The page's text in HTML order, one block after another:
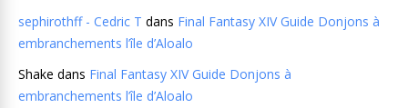
sephirothff - Cedric T dans Final Fantasy XIV Guide Donjons à
embranchements l’île d’Aloalo
Shake dans Final Fantasy XIV Guide Donjons à
embranchements l’île d’Aloalo